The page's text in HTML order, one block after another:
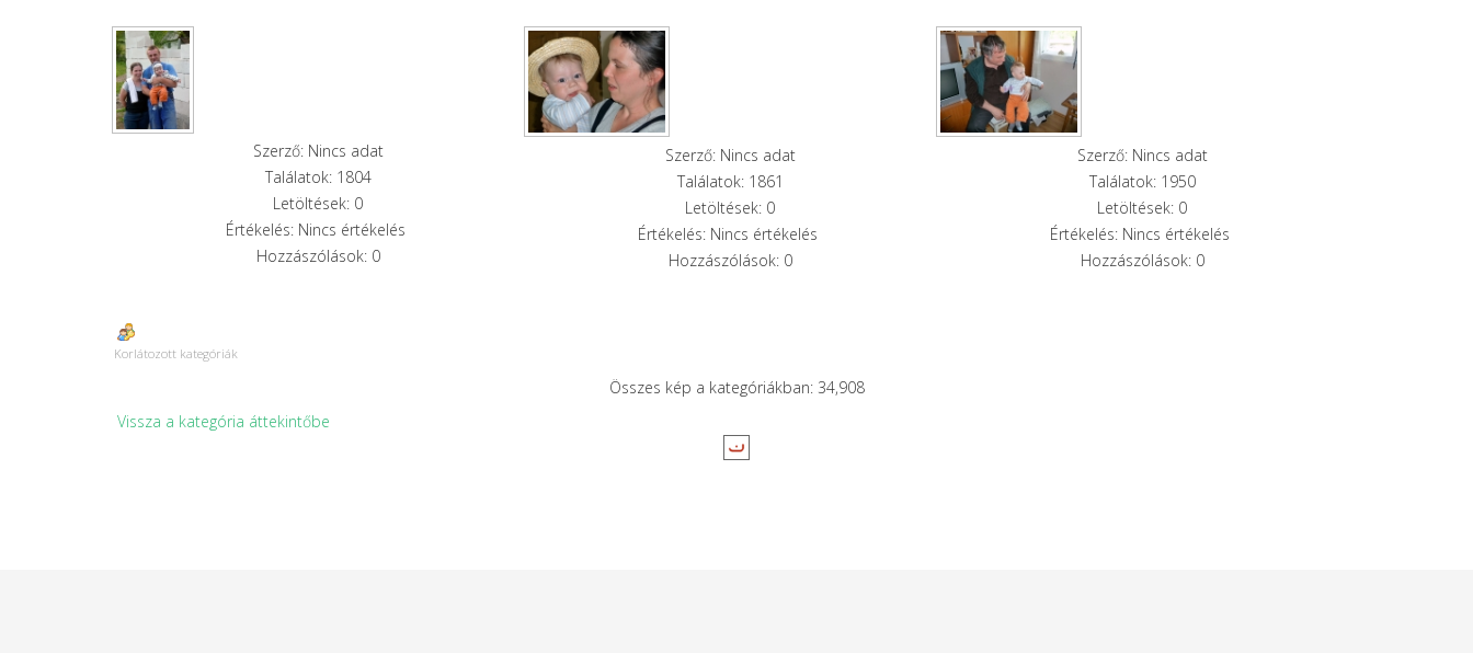
Szerző: Nincs adat
Találatok: 1804
Letöltések: 0
Értékelés: Nincs értékelés
Hozzászólások: 0
Szerző: Nincs adat
Találatok: 1861
Letöltések: 0
Értékelés: Nincs értékelés
Hozzászólások: 0
Szerző: Nincs adat
Találatok: 1950
Letöltések: 0
Értékelés: Nincs értékelés
Hozzászólások: 0
Korlátozott kategóriák
Összes kép a kategóriákban: 34,908
Vissza a kategória áttekintőbe